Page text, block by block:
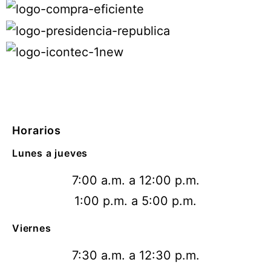
Horarios
Lunes a jueves
7:00 a.m. a 12:00 p.m.
1:00 p.m. a 5:00 p.m.
Viernes
7:30 a.m. a 12:30 p.m.